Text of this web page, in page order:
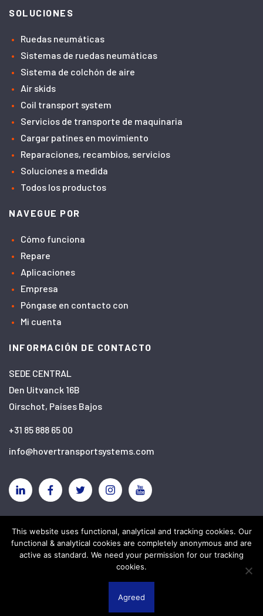
SOLUCIONES
Ruedas neumáticas
Sistemas de ruedas neumáticas
Sistema de colchón de aire
Air skids
Coil transport system
Servicios de transporte de maquinaria
Cargar patines en movimiento
Reparaciones, recambios, servicios
Soluciones a medida
Todos los productos
NAVEGUE POR
Cómo funciona
Repare
Aplicaciones
Empresa
Póngase en contacto con
Mi cuenta
INFORMACIÓN DE CONTACTO
SEDE CENTRAL
Den Uitvanck 16B
Oirschot, Países Bajos
+31 85 888 65 00
info@hovertransportsystems.com
LinkedinFacebookTwitterInstagramYouTube
Descargo de responsabilidad
Política de privacidad
Cookies
This website uses functional, analytical and tracking cookies. Our
functional & analytical cookies are completely anonymous and are
active as standard. We need your permission for our tracking
cookies.
Agreed